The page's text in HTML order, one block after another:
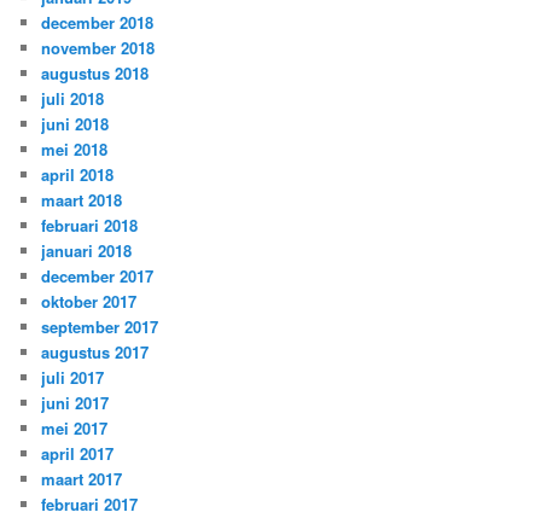
december 2018
november 2018
augustus 2018
juli 2018
juni 2018
mei 2018
april 2018
maart 2018
februari 2018
januari 2018
december 2017
oktober 2017
september 2017
augustus 2017
juli 2017
juni 2017
mei 2017
april 2017
maart 2017
februari 2017